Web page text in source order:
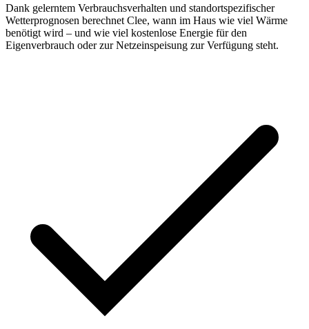
Dank gelerntem Verbrauchsverhalten und standortspezifischer
Wetterprognosen berechnet Clee, wann im Haus wie viel Wärme
benötigt wird – und wie viel kostenlose Energie für den
Eigenverbrauch oder zur Netzeinspeisung zur Verfügung steht.